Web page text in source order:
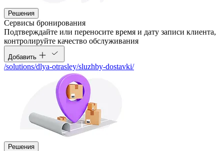
Решения
Сервисы бронирования
Подтверждайте или переносите время и дату записи клиента,
контролируйте качество обслуживания
Добавить
/solutions/dlya-otrasley/sluzhby-dostavki/
Решения